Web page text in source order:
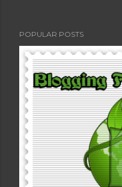
POPULAR POSTS